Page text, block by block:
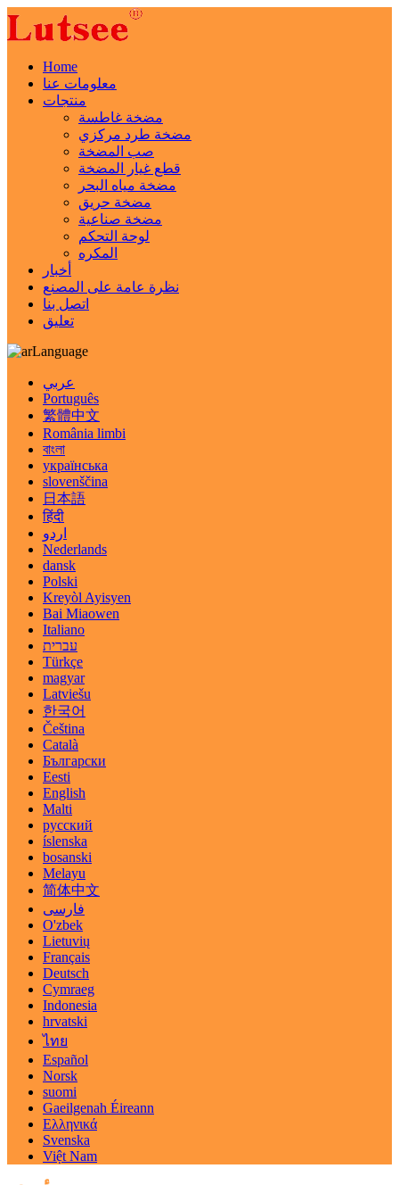
Home
معلومات عنا
منتجات
مضخة غاطسة
مضخة طرد مركزي
صب المضخة
قطع غيار المضخة
مضخة مياه البحر
مضخة حريق
مضخة صناعية
لوحة التحكم
المكره
أخبار
نظرة عامة على المصنع
اتصل بنا
تعليق
Language
عربي
Português
繁體中文
România limbi
বাংলা
українська
slovenščina
日本語
हिंदी
اردو
Nederlands
dansk
Polski
Kreyòl Ayisyen
Bai Miaowen
Italiano
עברית
Türkçe
magyar
Latviešu
한국어
Čeština
Català
Български
Eesti
English
Malti
русский
íslenska
bosanski
Melayu
简体中文
فارسی
O'zbek
Lietuvių
Français
Deutsch
Cymraeg
Indonesia
hrvatski
ไทย
Español
Norsk
suomi
Gaeilgenah Éireann
Ελληνικά
Svenska
Việt Nam